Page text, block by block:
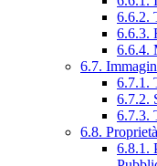
6.6.2.
6.6.3.
6.6.4.
6.7.
6.7.1.
6.7.2.
6.7.3.
6.8.
6.8.1.